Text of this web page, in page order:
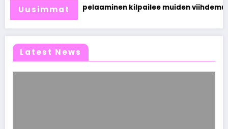
Uusimmat
kilpailee muiden viihdemuotojen kanssaMiksi
Latest News